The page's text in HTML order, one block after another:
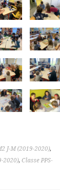
J-M (2019-2020),
2020), Classe PPS-